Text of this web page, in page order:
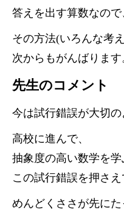
答えを出す算数なので
その方法(いろんな考
次からもがんばります
先生のコメント
今は試行錯誤が大切の
高校に進んで、
抽象度の高い数学を学
この試行錯誤を押さえ
めんどくささが先にた